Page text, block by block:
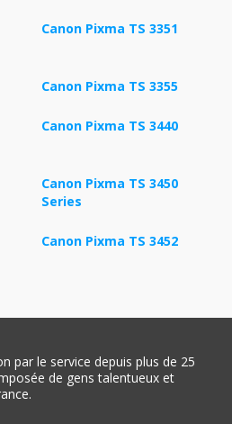
Canon Pixma TS 3351
Canon Pixma TS 3355
Canon Pixma TS 3440
Canon Pixma TS 3450
Series
Canon Pixma TS 3452
par le service depuis plus de 25
de gens talentueux et